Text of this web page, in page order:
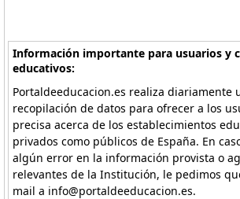
Información importante para usuarios y
educativos:
Portaldeeducacion.es realiza diariamente
recopilación de datos para ofrecer a los
precisa acerca de los establecimientos
privados como públicos de España. En
algún error en la información provista o
relevantes de la Institución, le pedimos
mail a info@portaldeeducacion.es.